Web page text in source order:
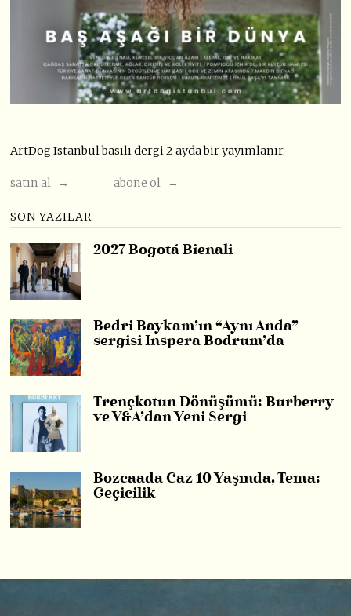
ArtDog Istanbul basılı dergi 2 ayda bir yayımlanır.
satın al → abone ol →
SON YAZILAR
2027 Bogotá Bienali
Bedri Baykam’ın “Aynı Anda”
sergisi Inspera Bodrum’da
Trençkotun Dönüşümü: Burberry
ve V&A’dan Yeni Sergi
Bozcaada Caz 10 Yaşında, Tema:
Geçicilik